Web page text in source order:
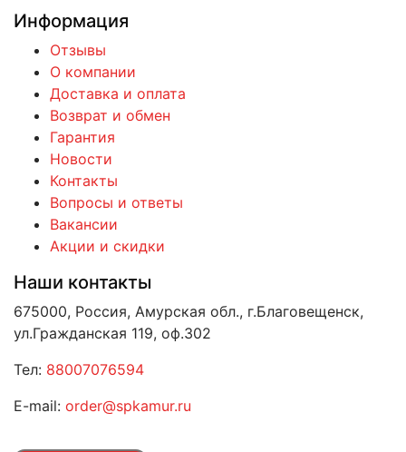
Информация
Отзывы
О компании
Доставка и оплата
Возврат и обмен
Гарантия
Новости
Контакты
Вопросы и ответы
Вакансии
Акции и скидки
Наши контакты
675000, Россия, Амурская обл., г.Благовещенск,
ул.Гражданская 119, оф.302
Тел: 88007076594
E-mail: order@spkamur.ru